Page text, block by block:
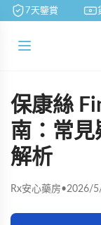
7天鑒賞
保康絲
南：常
解析
Rx安心藥房•2026/